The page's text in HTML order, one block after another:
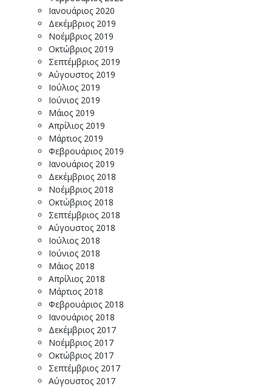
Ιανουάριος 2020
Δεκέμβριος 2019
Νοέμβριος 2019
Οκτώβριος 2019
Σεπτέμβριος 2019
Αύγουστος 2019
Ιούλιος 2019
Ιούνιος 2019
Μάιος 2019
Απρίλιος 2019
Μάρτιος 2019
Φεβρουάριος 2019
Ιανουάριος 2019
Δεκέμβριος 2018
Νοέμβριος 2018
Οκτώβριος 2018
Σεπτέμβριος 2018
Αύγουστος 2018
Ιούλιος 2018
Ιούνιος 2018
Μάιος 2018
Απρίλιος 2018
Μάρτιος 2018
Φεβρουάριος 2018
Ιανουάριος 2018
Δεκέμβριος 2017
Νοέμβριος 2017
Οκτώβριος 2017
Σεπτέμβριος 2017
Αύγουστος 2017